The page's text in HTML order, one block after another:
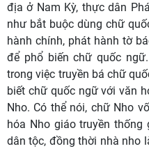
địa ở Nam Kỳ, thực dân
như bắt buộc dùng chữ
hành chính, phát hành tờ
để phổ biến chữ quốc
trong việc truyền bá chữ
biết chữ quốc ngữ với văn
Nho. Có thể nói, chữ Nho
hóa Nho giáo truyền
dân tộc, đồng thời nhà nho